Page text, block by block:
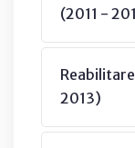
(2011 -
2013)